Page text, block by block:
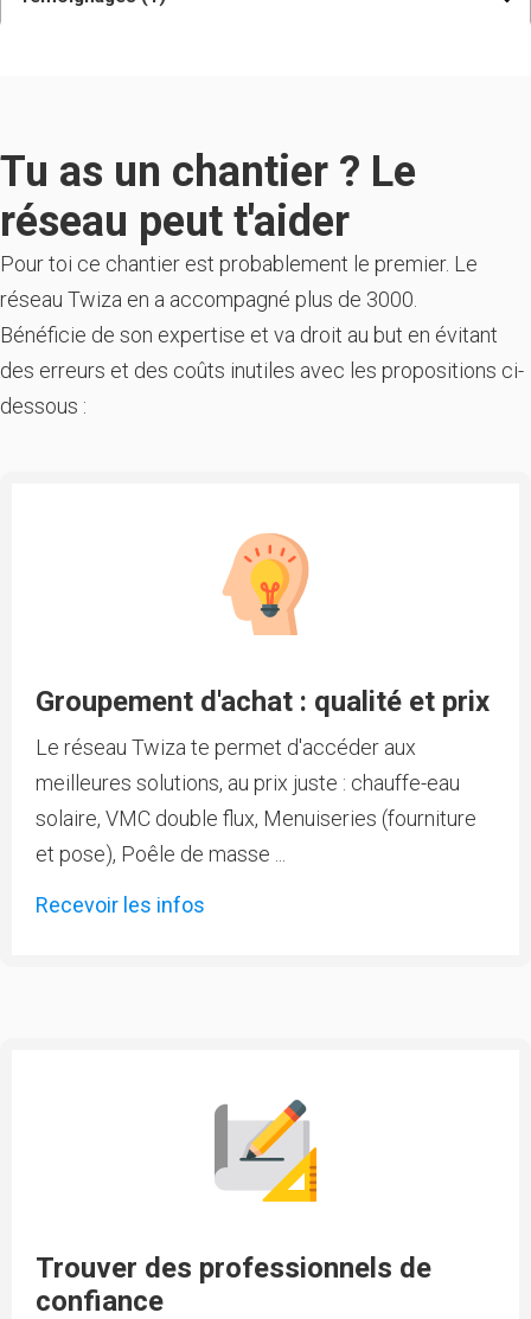
Tu as un chantier ? Le
réseau peut t'aider
Pour toi ce chantier est probablement le premier. Le
réseau Twiza en a accompagné plus de 3000.
Bénéficie de son expertise et va droit au but en évitant
des erreurs et des coûts inutiles avec les propositions ci-
dessous :
Groupement d'achat : qualité et prix
Le réseau Twiza te permet d'accéder aux
meilleures solutions, au prix juste : chauffe-eau
solaire, VMC double flux, Menuiseries (fourniture
et pose), Poêle de masse ...
Recevoir les infos
Trouver des professionnels de
confiance